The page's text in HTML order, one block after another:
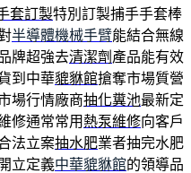
套訂製特別訂製捕手手套棒
半導體機械手臂能結合無線
牌超強去清潔劑 產品能有效
到中華貔貅館搶奪市場質營
場行情廠商抽化糞池最新定
修通常常用 熱泵維修向客戶
法立案抽水肥業者抽完水肥
立定義中華貔貅館的領導品